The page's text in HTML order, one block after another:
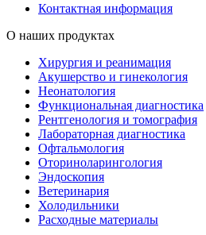
Контактная информация
О наших продуктах
Хирургия и реанимация
Акушерство и гинекология
Неонатология
Функциональная диагностика
Рентгенология и томография
Лабораторная диагностика
Офтальмология
Оториноларингология
Эндоскопия
Ветеринария
Холодильники
Расходные материалы